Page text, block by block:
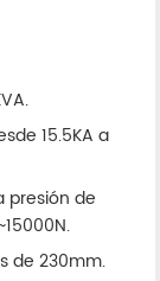
15.5KA a
presión de
de 230mm.